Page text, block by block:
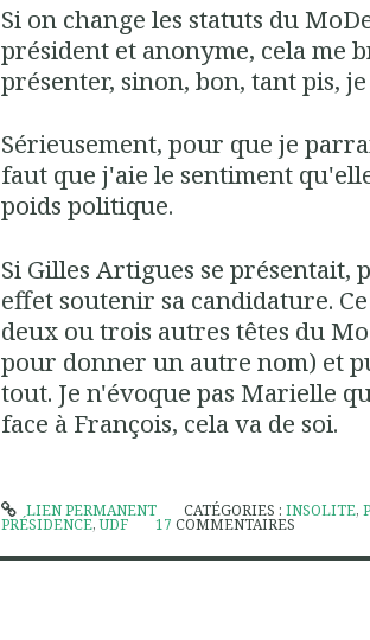
Si on change les statuts du
président et anonyme, cela me
présenter, sinon, bon, tant pis,
Sérieusement, pour que je
faut que j'aie le sentiment
poids politique.
Si Gilles Artigues se présentait,
effet soutenir sa candidature.
deux ou trois autres têtes du
pour donner un autre nom) et
tout. Je n'évoque pas Marielle
face à François, cela va de soi.
LIEN PERMANENT CATÉGORIES : INSOLITE,
PRÉSIDENCE,UDF 17 COMMENTAIRES